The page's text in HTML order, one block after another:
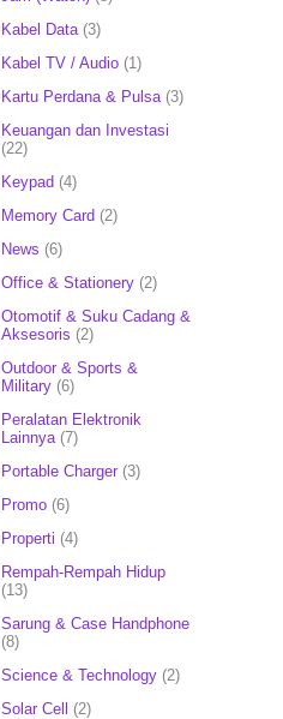
Kabel Data (3)
Kabel TV / Audio (1)
Kartu Perdana & Pulsa (3)
Keuangan dan Investasi
(22)
Keypad (4)
Memory Card (2)
News (6)
Office & Stationery (2)
Otomotif & Suku Cadang &
Aksesoris (2)
Outdoor & Sports &
Military (6)
Peralatan Elektronik
Lainnya (7)
Portable Charger (3)
Promo (6)
Properti (4)
Rempah-Rempah Hidup
(13)
Sarung & Case Handphone
(8)
Science & Technology (2)
Solar Cell (2)